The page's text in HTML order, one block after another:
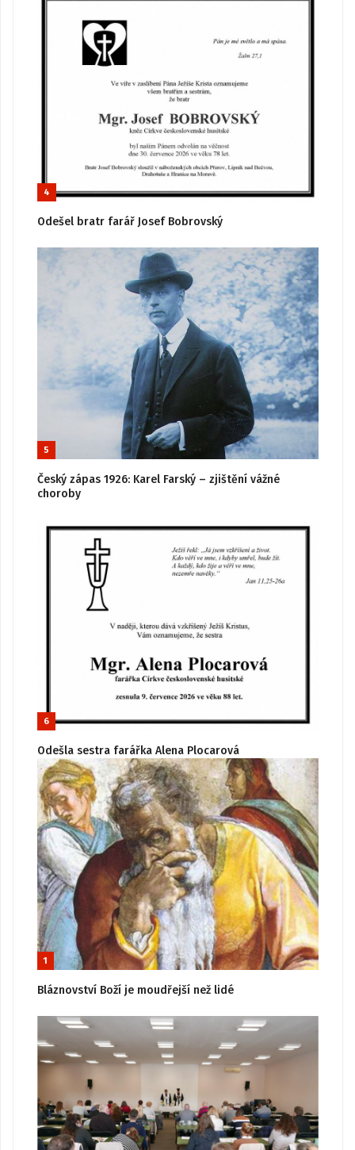
4
Odešel bratr farář Josef Bobrovský
5
Český zápas 1926: Karel Farský – zjištění vážné
choroby
6
Odešla sestra farářka Alena Plocarová
1
Bláznovství Boží je moudřejší než lidé